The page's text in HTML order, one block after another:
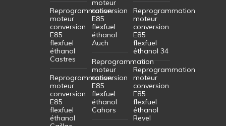
Reprogrammation
moteur
conversion
E85
flexfuel
éthanol
Castres
Reprogrammation
moteur
conversion
E85
flexfuel
éthanol
moteur
conversion
E85
flexfuel
éthanol
Auch
Reprogrammation
moteur
conversion
E85
flexfuel
éthanol
Cahors
Reprogrammation
moteur
conversion
E85
flexfuel
éthanol 34
Reprogrammation
moteur
conversion
E85
flexfuel
éthanol
Revel